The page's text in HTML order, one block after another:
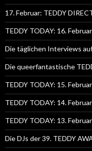
17. Februar: TEDDY
TEDDY TODAY: 16.
Die täglichen Interviews
Die queerfantastische
TEDDY TODAY: 15.
TEDDY TODAY: 14.
TEDDY TODAY: 13.
Die DJs der 39. TEDDY